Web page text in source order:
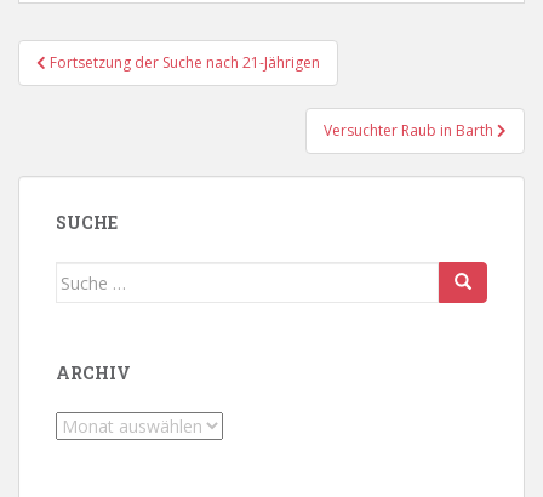
Beitragsnavigation
Fortsetzung der Suche nach 21-Jährigen
Versuchter Raub in Barth
SUCHE
Suche
ARCHIV
Archiv